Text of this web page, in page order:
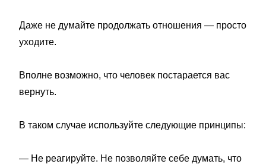
Даже не думайте продолжать отношения — просто
уходите.
Вполне возможно, что человек постарается вас
вернуть.
В таком случае используйте следующие принципы:
— Не реагируйте. Не позволяйте себе думать, что